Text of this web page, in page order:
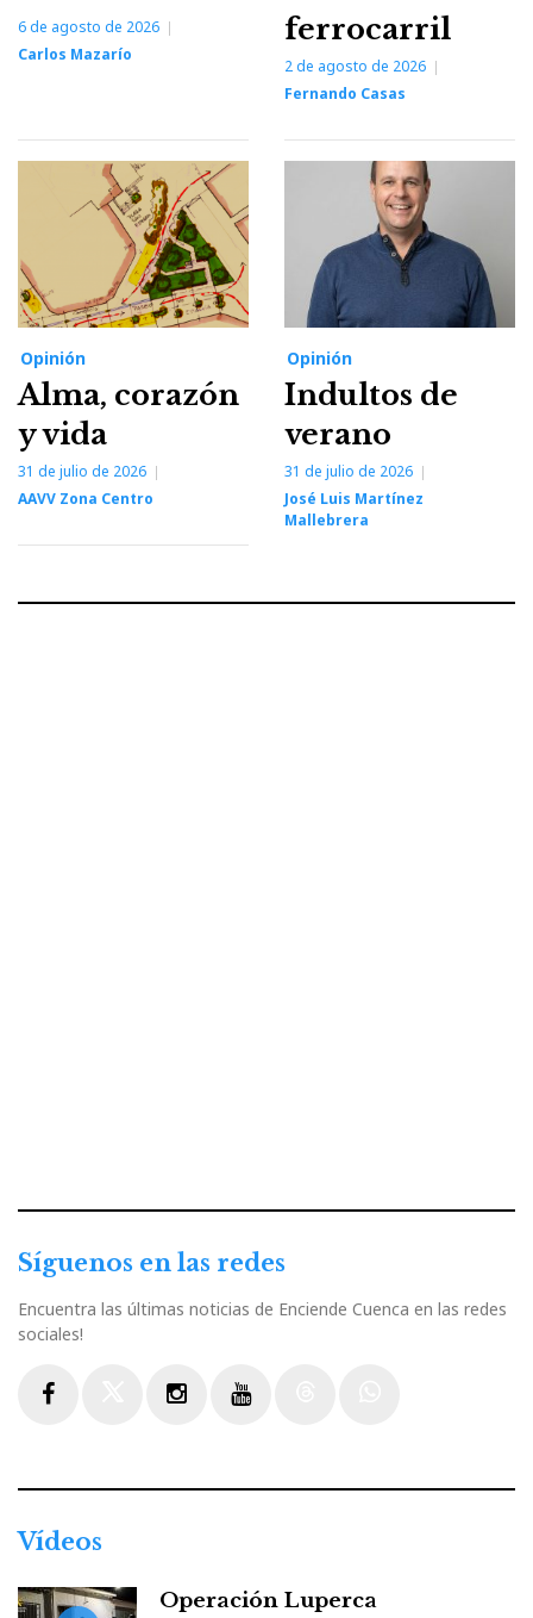
6 de agosto de 2026
Carlos Mazarío
ferrocarril
2 de agosto de 2026
Fernando Casas
Opinión
Alma, corazón
y vida
31 de julio de 2026
AAVV Zona Centro
Opinión
Indultos de
verano
31 de julio de 2026
José Luis Martínez
Mallebrera
Síguenos en las redes
Encuentra las últimas noticias de Enciende Cuenca en las redes
sociales!
Vídeos
Operación Luperca